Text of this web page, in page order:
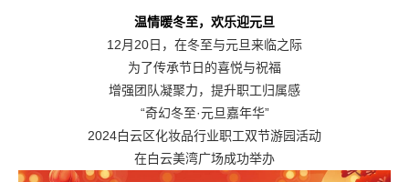
温情暖冬至，欢乐迎元旦
12月20日，在冬至与元旦来临之际
为了传承节日的喜悦与祝福
增强团队凝聚力，提升职工归属感
“奇幻冬至·元旦嘉年华”
2024白云区化妆品行业职工双节游园活动
在白云美湾广场成功举办